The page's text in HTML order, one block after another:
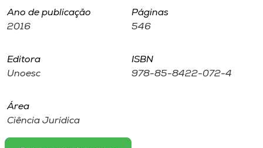
o idioma
Ano de publicação
2016
Páginas
546
Editora
Unoesc
ISBN
978-85-8422-072-4
Área
Ciência Jurídica